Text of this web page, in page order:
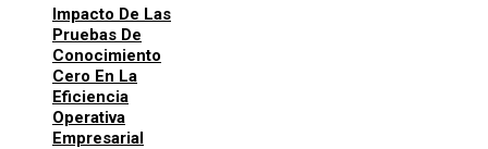
Impacto De Las
Pruebas De
Conocimiento
Cero En La
Eficiencia
Operativa
Empresarial